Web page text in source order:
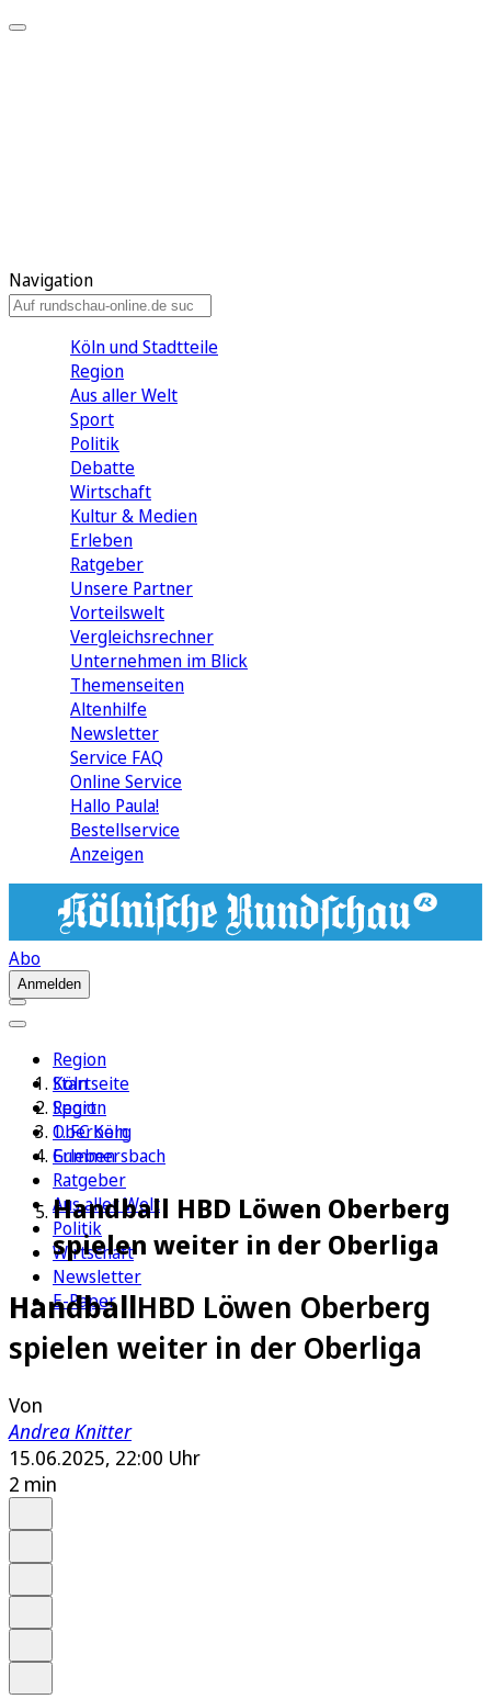
Navigation
Köln und Stadtteile
Region
Aus aller Welt
Sport
Politik
Debatte
Wirtschaft
Kultur & Medien
Erleben
Ratgeber
Unsere Partner
Vorteilswelt
Vergleichsrechner
Unternehmen im Blick
Themenseiten
Altenhilfe
Newsletter
Service FAQ
Online Service
Hallo Paula!
Bestellservice
Anzeigen
Abo
Anmelden
Region
Köln
Sport
1. FC Köln
Erleben
Ratgeber
Aus aller Welt
Politik
Wirtschaft
Newsletter
E-Paper
Startseite
Region
Oberberg
Gummersbach
Handball HBD Löwen Oberberg
spielen weiter in der Oberliga
HandballHBD Löwen Oberberg
spielen weiter in der Oberliga
Von
Andrea Knitter
15.06.2025, 22:00 Uhr
2 min